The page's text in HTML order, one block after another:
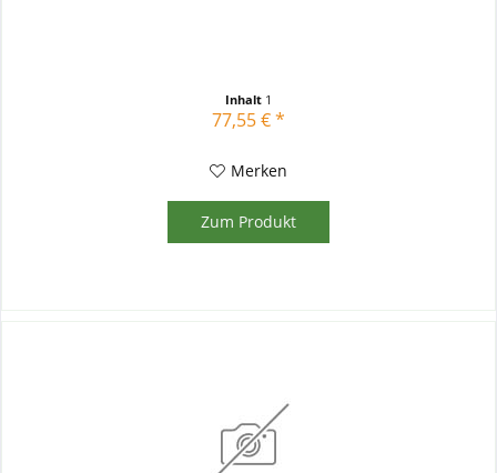
Inhalt 1
77,55 € *
Merken
Zum Produkt